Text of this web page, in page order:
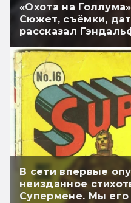
«Охота на
Сюжет, съёмки,
рассказал
В сети впервые
неизданное
Супермене. Мы его